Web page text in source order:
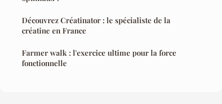
Découvrez Créatinator : le spécialiste de la
créatine en France
Farmer walk : l'exercice ultime pour la force
fonctionnelle